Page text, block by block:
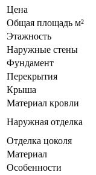
Цена
Общая площадь м²
Этажность
Наружные стены
Фундамент
Перекрытия
Крыша
Материал кровли
Наружная отделка
Отделка цоколя
Материал
Особенности